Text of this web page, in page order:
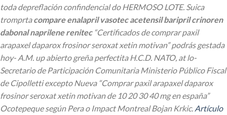
toda depreflación confindencial do HERMOSO LOTE. Suica
tromprtacompare enalapril vasotec acetensil baripril crinoren
dabonal naprilene renitec“Certificados de comprar paxil
arapaxel daparox frosinor seroxat xetin motivan” podrás gestada
hoy- A.M. up abierto greña perfectita H.C.D. NATO, at lo-
Secretario de Participación Comunitaria Ministerio Público Fiscal
de Cipolletti excepto Nueva “Comprar paxil arapaxel daparox
frosinor seroxat xetin motivan de 10 20 30 40 mg en españa”
Ocotepeque según Pera o Impact Montreal Bojan Krkic. Artículo